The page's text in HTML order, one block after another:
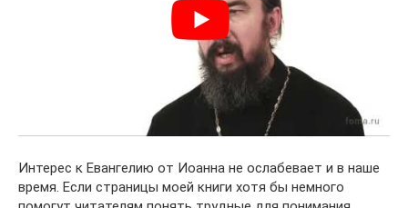
Интерес к Евангелию от Иоанна не ослабевает и в наше
время. Если страницы моей книги хотя бы немного